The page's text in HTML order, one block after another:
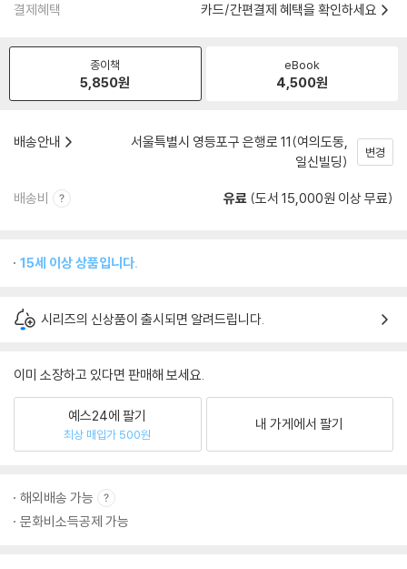
결제혜택 카드/간편결제 혜택을 확인하세요
종이책
5,850원
eBook
4,500원
배송안내
서울특별시 영등포구 은행로 11(여의도동,
일신빌딩)
변경
배송비 유료 (도서 15,000원 이상 무료)
15세 이상 상품입니다.
시리즈의 신상품이 출시되면 알려드립니다.
이미 소장하고 있다면 판매해 보세요.
예스24에 팔기
최상 매입가 500원
내 가게에서 팔기
해외배송 가능
문화비소득공제 가능